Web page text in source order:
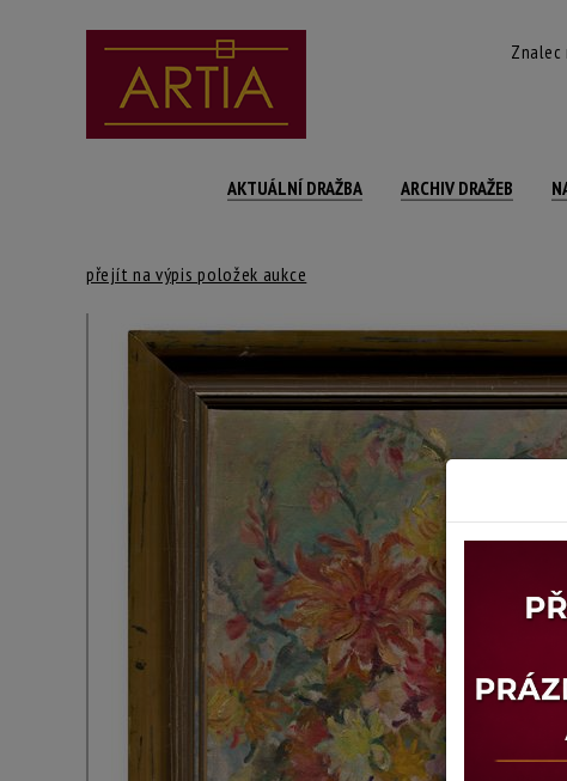
AKTUÁLNÍ DRAŽBA ARCHIV DRAŽEB
přejít na výpis položek aukce